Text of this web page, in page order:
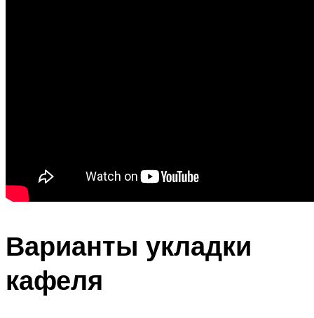
Варианты укладки
кафеля